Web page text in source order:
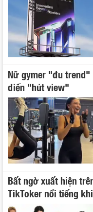
Nữ gymer "đu
điển "hút view"
Bất ngờ xuất hiện
TikToker nổi tiếng